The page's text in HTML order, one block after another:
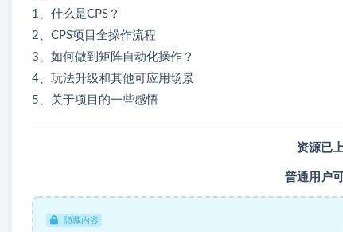
1、什么是CPS？
2、CPS项目全操作流程
3、如何做到矩阵自动化操作？
4、玩法升级和其他可应用场景
5、关于项目的一些感悟
资源已
普通用户
隐藏内容